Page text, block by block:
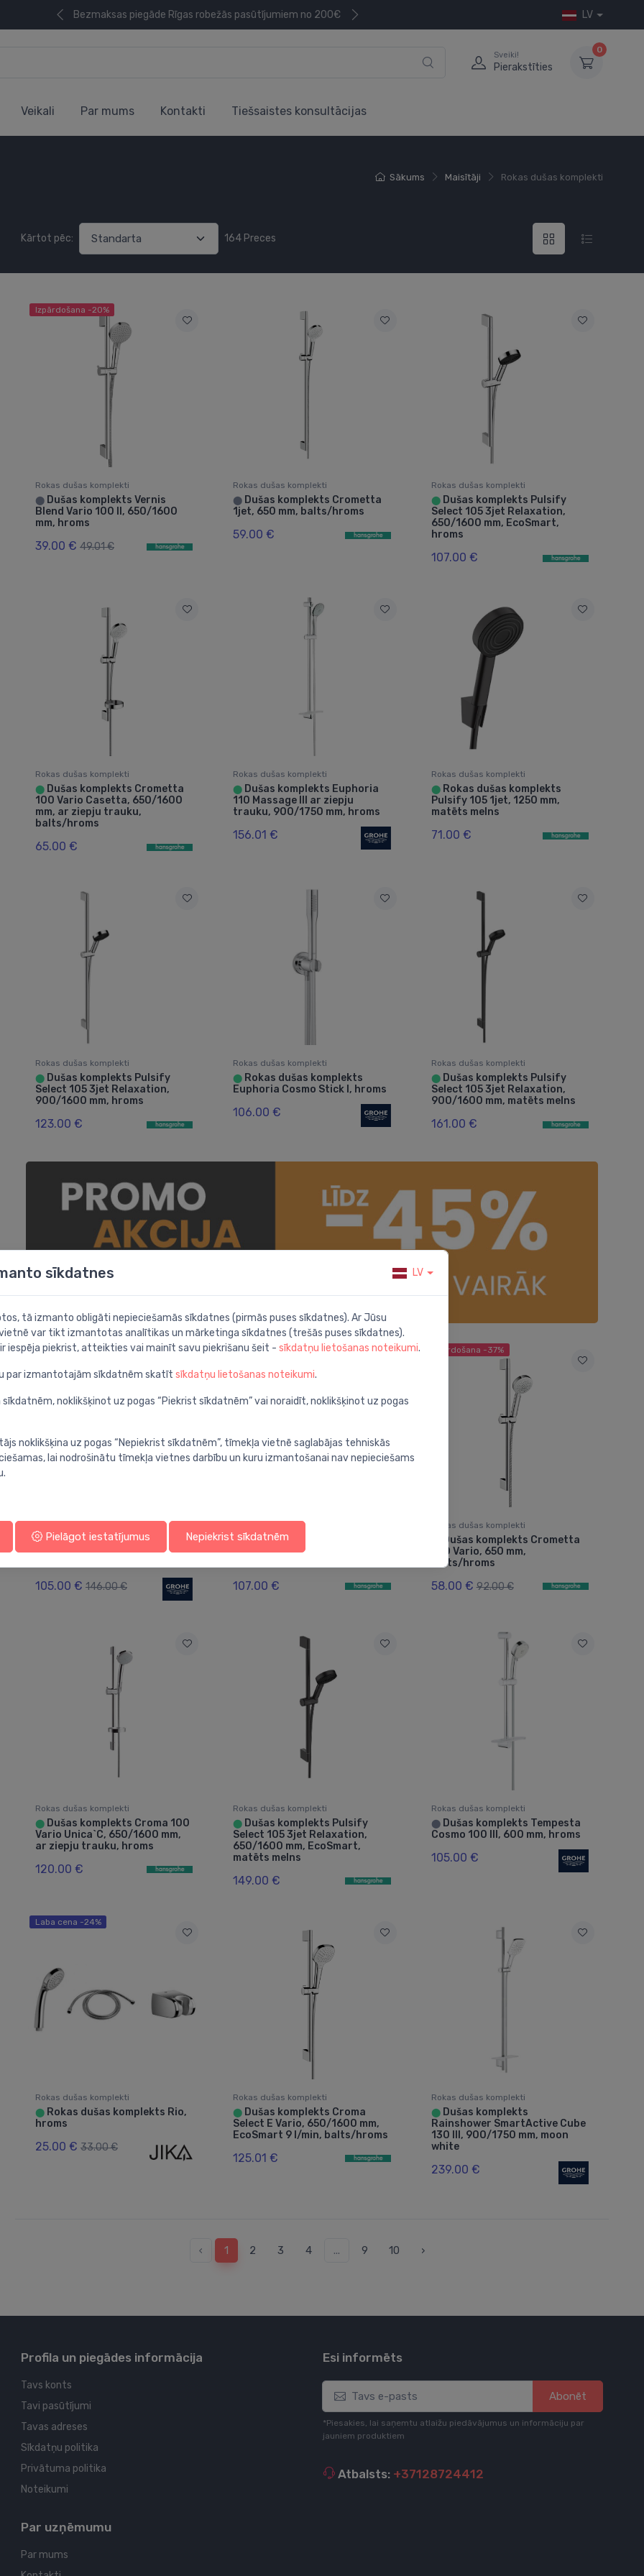
Bezmaksas piegāde Rīgas robežās pasūtījumiem no 200€ LV
Sveiki!
Pierakstīties
0
Veikali Par mums Kontakti Tiešsaistes konsultācijas
Sākums Maisītāji Rokas dušas komplekti
Kārtot pēc: 164 Preces
Izpārdošana -20%
Rokas dušas komplekti
⬤ Dušas komplekts Vernis
Blend Vario 100 II, 650/1600
mm, hroms
39.00 € 49.01 €
Rokas dušas komplekti
⬤ Dušas komplekts Crometta
1jet, 650 mm, balts/hroms
59.00 €
Rokas dušas komplekti
⬤Dušas komplekts Pulsify
Select 105 3jet Relaxation,
650/1600 mm, EcoSmart,
hroms
107.00 €
Rokas dušas komplekti
⬤ Dušas komplekts Crometta
100 Vario Casetta, 650/1600
mm, ar ziepju trauku,
balts/hroms
65.00 €
Rokas dušas komplekti
⬤ Dušas komplekts Euphoria
110 Massage III ar ziepju
trauku, 900/1750 mm, hroms
156.01 €
Rokas dušas komplekti
⬤Rokas dušas komplekts
Pulsify 105 1jet, 1250 mm,
matēts melns
71.00 €
Rokas dušas komplekti
⬤ Dušas komplekts Pulsify
Select 105 3jet Relaxation,
900/1600 mm, hroms
123.00 €
Rokas dušas komplekti
⬤ Rokas dušas komplekts
Euphoria Cosmo Stick I, hroms
106.00 €
Rokas dušas komplekti
⬤Dušas komplekts Pulsify
Select 105 3jet Relaxation,
900/1600 mm, matēts melns
161.00 €
Laba cena -28%
⬤ Dušas komplekts Euphoria
110 Massage III, 600/1750 mm,
105.00 € 146.00 €
Rokas dušas komplekti
⬤Dušas komplekts Pulsify
Select 105 3jet Relaxation,
107.00 €
Izpārdošana -37%
Rokas dušas komplekti
Dušas komplekts Crometta
100 Vario, 650 mm,
balts/hroms
58.00 € 92.00 €
Rokas dušas komplekti
⬤ Dušas komplekts Croma 100
Vario Unica`C, 650/1600 mm,
ar ziepju trauku, hroms
120.00 €
Rokas dušas komplekti
⬤ Dušas komplekts Pulsify
Select 105 3jet Relaxation,
650/1600 mm, EcoSmart,
matēts melns
149.00 €
Rokas dušas komplekti
⬤Dušas komplekts Tempesta
Cosmo 100 III, 600 mm, hroms
105.00 €
Laba cena -24%
Rokas dušas komplekti
⬤ Rokas dušas komplekts Rio,
hroms
25.00 € 33.00 €
Rokas dušas komplekti
⬤ Dušas komplekts Croma
Select E Vario, 650/1600 mm,
EcoSmart 9 l/min, balts/hroms
125.01 €
Rokas dušas komplekti
⬤Dušas komplekts
Rainshower SmartActive Cube
130 III, 900/1750 mm, moon
white
239.00 €
‹ 1 2 3 4 ... 9 10 ›
Profila un piegādes informācija
Tavs konts
Tavi pasūtījumi
Tavas adreses
Sīkdatņu politika
Privātuma politika
Noteikumi
Par uzņēmumu
Par mums
Esi informēts
Abonēt
*Piesakies, lai saņemtu atlaižu piedāvājumus un informāciju par
jauniem produktiem
Atbalsts: +37128724412
sīkdatnes LV
tā izmanto obligāti nepieciešamās sīkdatnes (pirmās puses sīkdatnes). Ar Jūsu
var tikt izmantotas analītikas un mārketinga sīkdatnes (trešās puses sīkdatnes).
iespēja piekrist, atteikties vai mainīt savu piekrišanu šeit - sīkdatņu lietošanas noteikumi.
par izmantotajām sīkdatnēm skatīt sīkdatņu lietošanas noteikumi.
noklikšķinot uz pogas “Piekrist sīkdatnēm” vai noraidīt, noklikšķinot uz pogas
noklikšķina uz pogas “Nepiekrist sīkdatnēm”, tīmekļa vietnē saglabājas tehniskās
lai nodrošinātu tīmekļa vietnes darbību un kuru izmantošanai nav nepieciešams
Pielāgot iestatījumus Nepiekrist sīkdatnēm